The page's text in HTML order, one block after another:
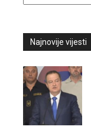
Najnovije vijesti